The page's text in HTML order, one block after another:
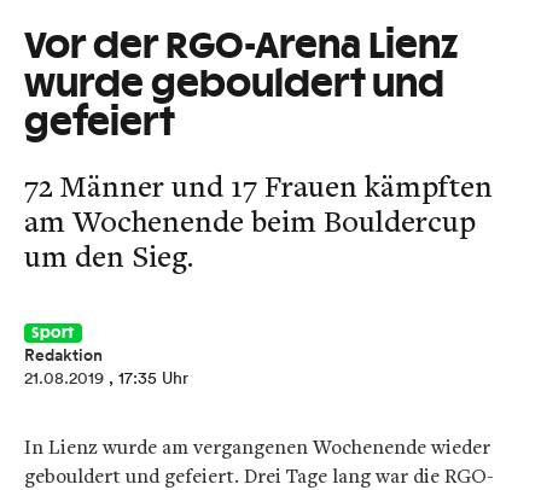
Vor der RGO-Arena Lienz
wurde gebouldert und
gefeiert
72 Männer und 17 Frauen kämpften
am Wochenende beim Bouldercup
um den Sieg.
Sport
Redaktion
21.08.2019 , 17:35 Uhr
In Lienz wurde am vergangenen Wochenende wieder
gebouldert und gefeiert. Drei Tage lang war die RGO-